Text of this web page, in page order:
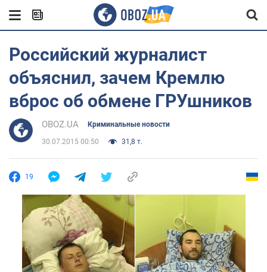
Российский журналист
объяснил, зачем Кремлю
вброс об обмене ГРУшников
OBOZ.UA Криминальные новости
30.07.2015 00:50 31,8 т.
19